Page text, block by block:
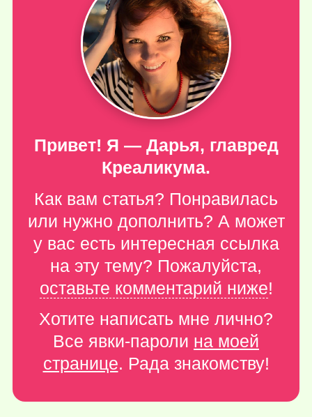
Привет! Я — Дарья, главред
Креаликума.
Как вам статья? Понравилась
или нужно дополнить? А может
у вас есть интересная ссылка
на эту тему? Пожалуйста,
оставьте комментарий ниже!
Хотите написать мне лично?
Все явки-пароли на моей
странице. Рада знакомству!